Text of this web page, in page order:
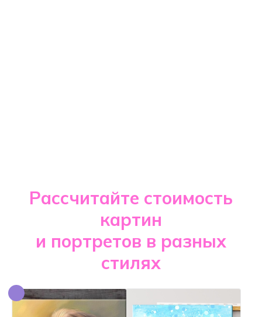
Рассчитайте стоимость
картин
и портретов в разных
стилях